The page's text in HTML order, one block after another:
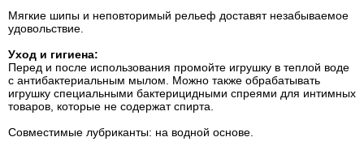
Мягкие шипы и неповторимый рельеф доставят незабываемое
удовольствие.
Уход и гигиена:
Перед и после использования промойте игрушку в теплой воде
с антибактериальным мылом. Можно также обрабатывать
игрушку специальными бактерицидными спреями для интимных
товаров, которые не содержат спирта.
Совместимые лубриканты: на водной основе.